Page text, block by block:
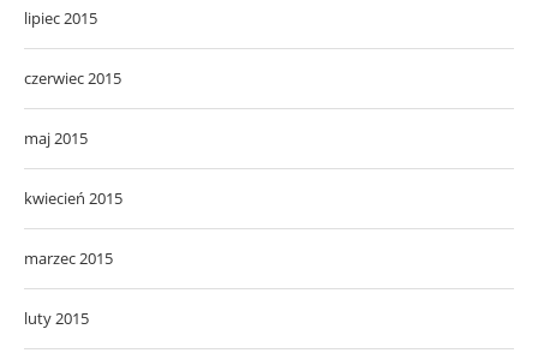
lipiec 2015
czerwiec 2015
maj 2015
kwiecień 2015
marzec 2015
luty 2015